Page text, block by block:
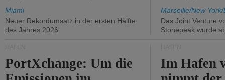
Miami
Neuer Rekordumsatz in der ersten Hälfte
des Jahres 2026
Marseille/New
Das Joint Venture
Stonepeak wurde
PortXchange: Um die
Im Hafen